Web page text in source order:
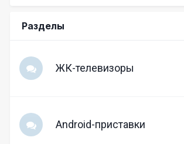
Разделы
ЖК-телевизоры
Android-приставки